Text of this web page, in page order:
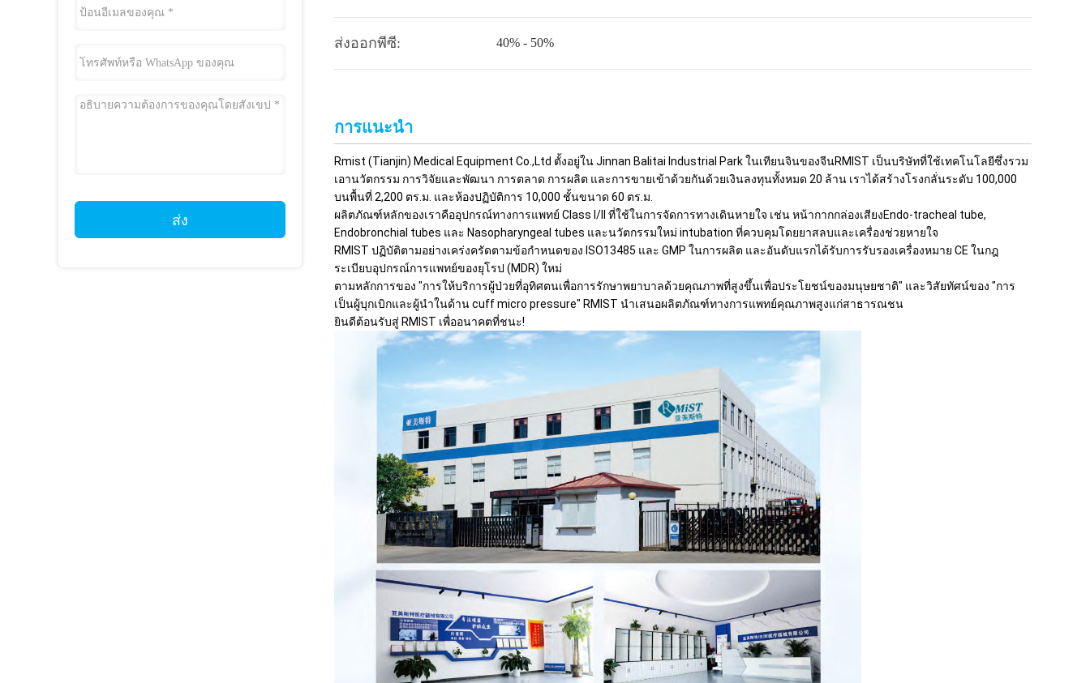
ส่ง
ส่งออกพีซี: 40% - 50%
การแนะนำ
Rmist (Tianjin) Medical Equipment Co.,Ltd ตั้งอยู่ใน Jinnan Balitai Industrial Park ในเทียนจินของจีนRMIST เป็นบริษัทที่ใช้เทคโนโลยีซึ่งรวม
เอานวัตกรรม การวิจัยและพัฒนา การตลาด การผลิต และการขายเข้าด้วยกันด้วยเงินลงทุนทั้งหมด 20 ล้าน เราได้สร้างโรงกลั่นระดับ 100,000
บนพื้นที่ 2,200 ตร.ม. และห้องปฏิบัติการ 10,000 ชั้นขนาด 60 ตร.ม.
ผลิตภัณฑ์หลักของเราคืออุปกรณ์ทางการแพทย์ Class I/ll ที่ใช้ในการจัดการทางเดินหายใจ เช่น หน้ากากกล่องเสียงEndo-tracheal tube,
Endobronchial tubes และ Nasopharyngeal tubes และนวัตกรรมใหม่ intubation ที่ควบคุมโดยยาสลบและเครื่องช่วยหายใจ
RMIST ปฏิบัติตามอย่างเคร่งครัดตามข้อกำหนดของ ISO13485 และ GMP ในการผลิต และอันดับแรกได้รับการรับรองเครื่องหมาย CE ในกฎ
ระเบียบอุปกรณ์การแพทย์ของยุโรป (MDR) ใหม่
ตามหลักการของ "การให้บริการผู้ป่วยที่อุทิศตนเพื่อการรักษาพยาบาลด้วยคุณภาพที่สูงขึ้นเพื่อประโยชน์ของมนุษยชาติ" และวิสัยทัศน์ของ "การ
เป็นผู้บุกเบิกและผู้นำในด้าน cuff micro pressure" RMIST นำเสนอผลิตภัณฑ์ทางการแพทย์คุณภาพสูงแก่สาธารณชน
ยินดีต้อนรับสู่ RMIST เพื่ออนาคตที่ชนะ!